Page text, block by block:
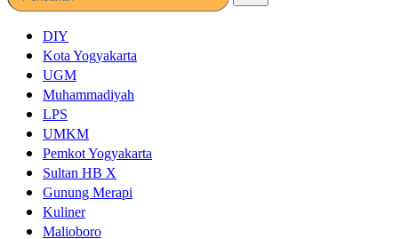
DIY
Kota Yogyakarta
UGM
Muhammadiyah
LPS
UMKM
Pemkot Yogyakarta
Sultan HB X
Gunung Merapi
Kuliner
Malioboro